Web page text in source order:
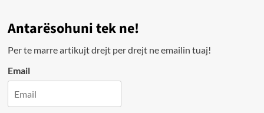
Antarësohuni tek ne!
Per te marre artikujt drejt per drejt ne emailin tuaj!
Email